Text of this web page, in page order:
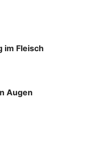
im Fleisch
Augen